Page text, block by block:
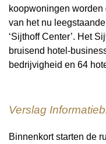
koopwoningen
van het nu
‘Sijthoff Center’. Het
bruisend hotel-
bedrijvigheid en 64
Verslag
Binnenkort starten de